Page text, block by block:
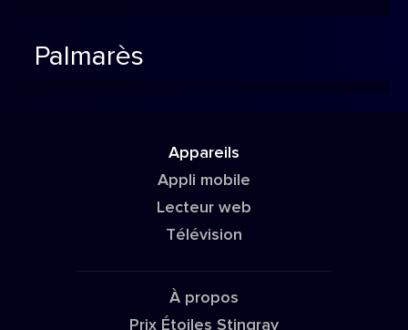
Palmarès
Appareils
Appli mobile
Lecteur web
Télévision
À propos
Prix Étoiles Stingray